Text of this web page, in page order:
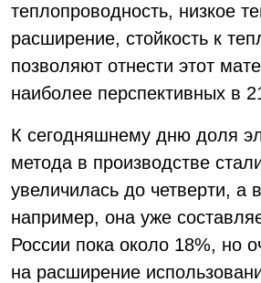
теплопроводность, низкое
расширение, стойкость к
позволяют отнести этот
наиболее перспективных в
К сегодняшнему дню доля
метода в производстве
увеличилась до четверти, а
например, она уже
России пока около 18%, но
на расширение